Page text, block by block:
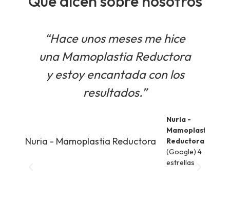
“Hace unos meses me hice
una Mamoplastia Reductora
y estoy encantada con los
resultados.”
Nuria -
Mamoplastia
Reductora
(Google) 4
estrellas